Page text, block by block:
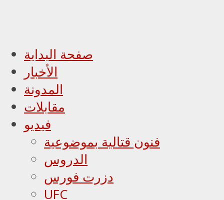
صفحة البداية
الأخبار
المدونة
مقابلات
فيديو
فنون قتالية بموضوعية
الدروس
دزرت فورس
UFC